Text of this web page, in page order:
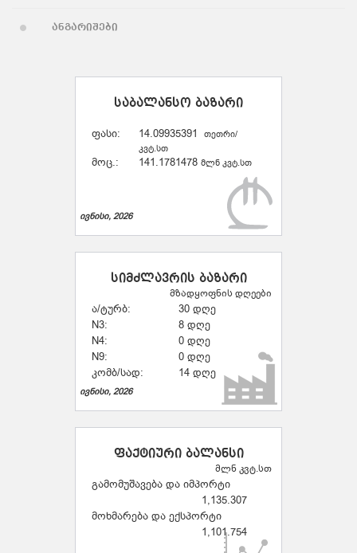
ანგარიშები
საბალანსო ბაზარი
ფასი: 14.09935391
თეთრი/
კვტ.სთ
მოც.: 141.1781478 მლნ კვტ.სთ
ივნისი, 2026
სიმძლავრის ბაზარი
მზადყოფნის დღეები
ა/ტურბ:
30 დღე
N3:
8 დღე
N4:
0 დღე
N9:
0 დღე
კომბ/სად:
14 დღე
ივნისი, 2026
ფაქტიური ბალანსი
მლნ კვტ.სთ
გამომუშავება და იმპორტი
1,135.307
მოხმარება და ექსპორტი
1,101.754